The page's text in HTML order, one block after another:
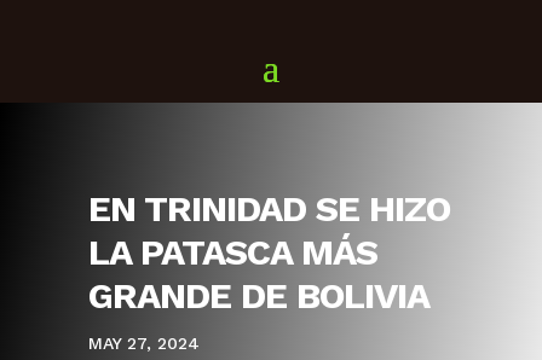
EN TRINIDAD SE HIZO
LA PATASCA MÁS
GRANDE DE BOLIVIA
MAY 27, 2024